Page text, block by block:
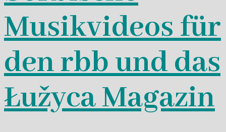
Musikvideos für
den rbb und das
Łužyca Magazin